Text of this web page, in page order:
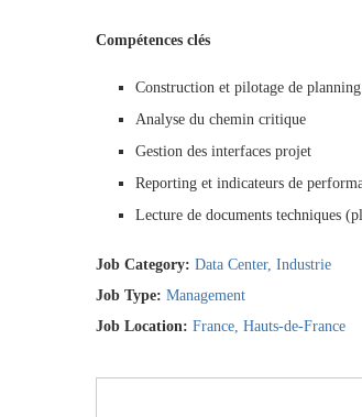
Compétences clés
Construction et pilotage de
Analyse du chemin critique
Gestion des interfaces projet
Reporting et indicateurs de
Lecture de documents techniques
Job Category: Data Center Industrie
Job Type: Management
Job Location: France Hauts-de-France